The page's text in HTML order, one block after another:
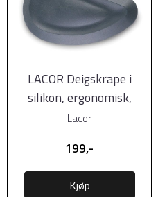
LACOR Deigskrape i
silikon, ergonomisk,
9x15cm
Lacor
199,-
Kjøp